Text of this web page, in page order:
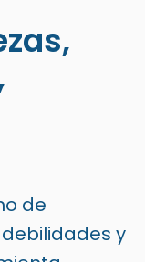
de
y